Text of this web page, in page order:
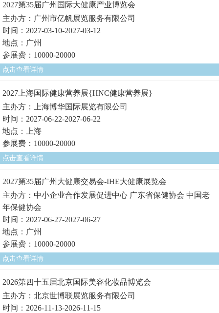
2027第35届广州国际大健康产业博览会
主办方：广州市亿帆展览服务有限公司
时间：2027-03-10-2027-03-12
地点：广州
参展费：10000-20000
点击查看详情
2027上海国际健康营养展{HNC健康营养展}
主办方：上海博华国际展览有限公司
时间：2027-06-22-2027-06-22
地点：上海
参展费：10000-20000
点击查看详情
2027第35届广州大健康交易会-IHE大健康展览会
主办方：中小企业合作发展促进中心 广东省保健协会 中国老
年保健协会
时间：2027-06-27-2027-06-27
地点：广州
参展费：10000-20000
点击查看详情
2026第四十五届北京国际美容化妆品博览会
主办方：北京世博联展览服务有限公司
时间：2026-11-13-2026-11-15